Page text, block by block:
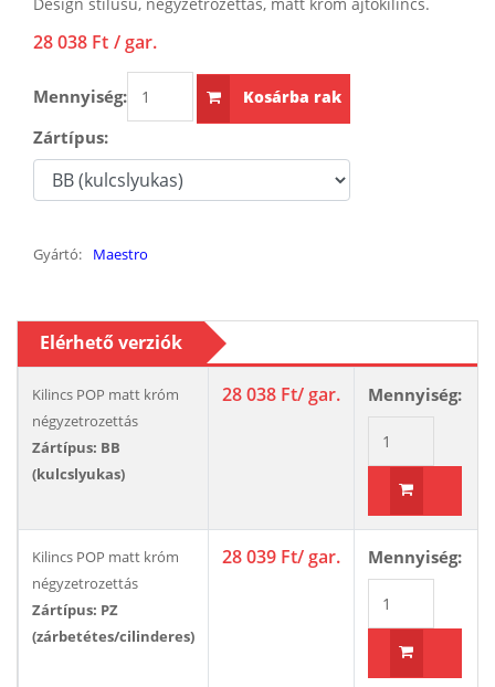
28 038 Ft / gar.
Mennyiség: Kosárba rak
Zártípus:
Gyártó: Maestro
Elérhető verziók
Kilincs POP matt króm
négyzetrozettás
Zártípus: BB
(kulcslyukas)
28 038 Ft/ gar. Mennyiség:
Kosárba
rak
Kilincs POP matt króm
négyzetrozettás
Zártípus: PZ
(zárbetétes/cilinderes)
28 039 Ft/ gar. Mennyiség: